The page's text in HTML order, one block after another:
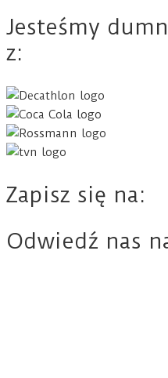
Jesteśmy
z:
Zapisz się na:
Odwiedź nas